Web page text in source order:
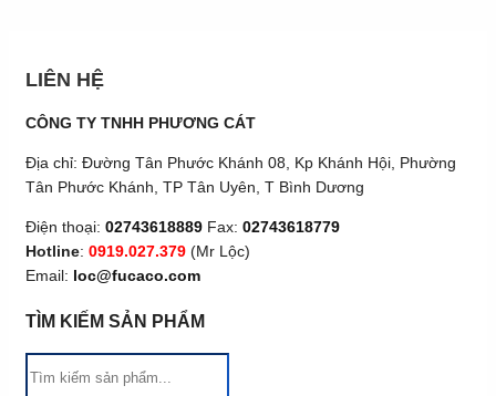
LIÊN HỆ
CÔNG TY TNHH PHƯƠNG CÁT
Địa chỉ: Đường Tân Phước Khánh 08, Kp Khánh Hội, Phường
Tân Phước Khánh, TP Tân Uyên, T Bình Dương
Điện thoại: 02743618889 Fax: 02743618779
Hotline: 0919.027.379 (Mr Lộc)
Email: loc@fucaco.com
TÌM KIẾM SẢN PHẨM